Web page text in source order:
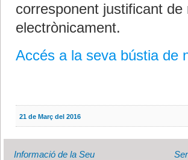
corresponent justificant
electrònicament.
Accés a la seva bústia de
21 de Març del 2016
Informació de la Seu